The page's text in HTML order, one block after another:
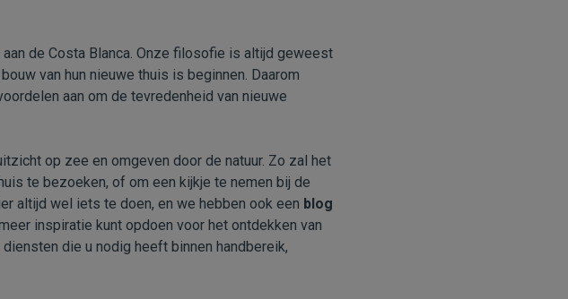
de Costa Blanca. Onze filosofie is altijd geweest
van hun nieuwe thuis is beginnen. Daarom
aan om de tevredenheid van nieuwe
op zee en omgeven door de natuur. Zo zal het
te bezoeken, of om een kijkje te nemen bij de
altijd wel iets te doen, en we hebben ook een blog
inspiratie kunt opdoen voor het ontdekken van
die u nodig heeft binnen handbereik,